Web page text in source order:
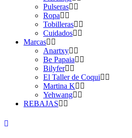
Pulseras
Ropa
Tobilleras
Cuidados
Marcas
Anartxy
Be Papaia
Bilyfer
El Taller de Coqui
Martina K
Yehwang
REBAJAS